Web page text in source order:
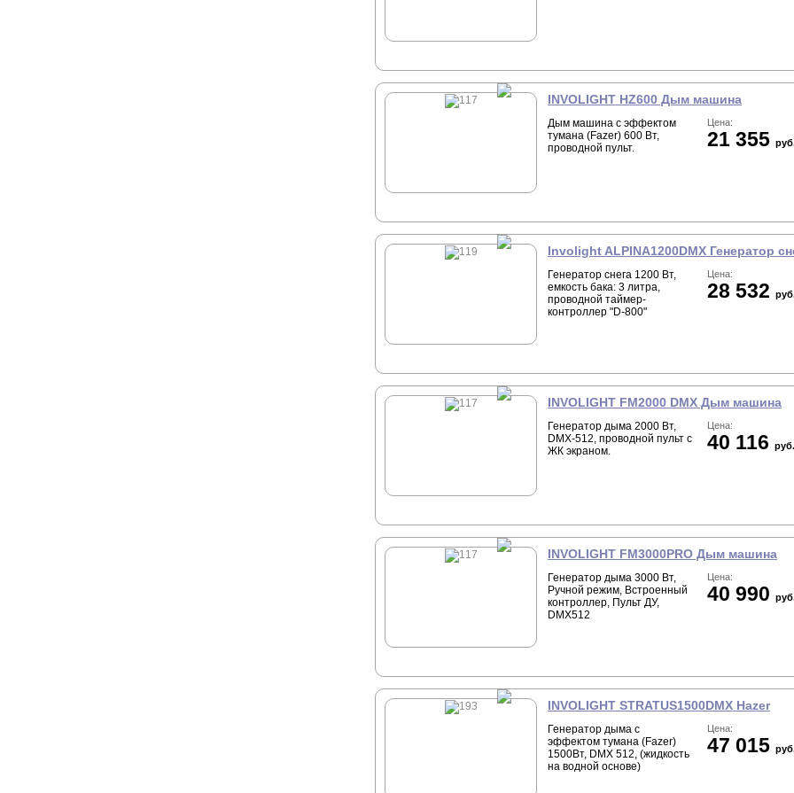
INVOLIGHT HZ600 Дым машина
Дым машина c эффектом
тумана (Fazer) 600 Вт,
проводной пульт.
Цена:
21 355
Involight ALPINA1200DMX Генератор
Генератор снега 1200 Вт,
емкость бака: 3 литра,
проводной таймер-
контроллер "D-800"
Цена:
28 532
INVOLIGHT FM2000 DMX Дым машина
Генератор дыма 2000 Вт,
DMX-512, проводной пульт c
ЖК экраном.
Цена:
40 116 руб.
INVOLIGHT FM3000PRO Дым машина
Генератор дыма 3000 Вт,
Ручной режим, Встроенный
контроллер, Пульт ДУ,
DMX512
Цена:
40 990
INVOLIGHT STRATUS1500DMX Hazer
Генератор дыма c
эффектом тумана (Fazer)
1500Вт, DMX 512, (жидкость
на водной основе)
Цена:
47 015